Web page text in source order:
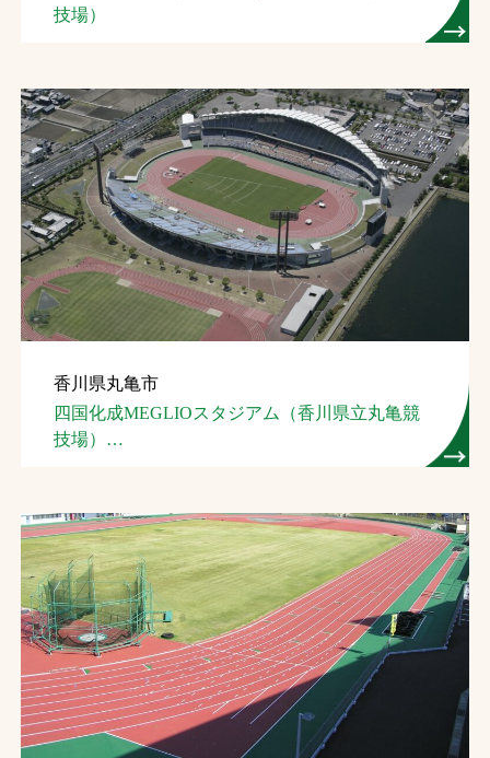
技場）
香川県丸亀市
四国化成MEGLIOスタジアム（香川県立丸亀競
技場）